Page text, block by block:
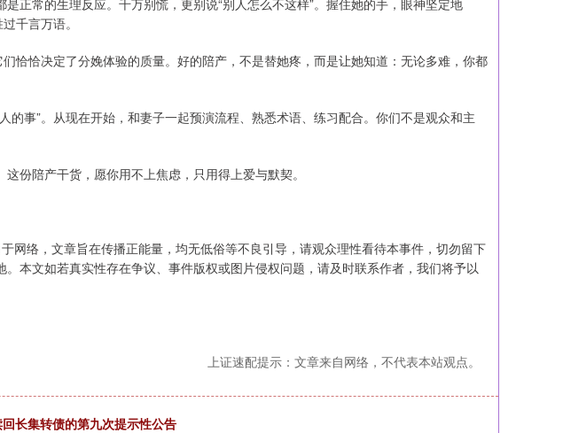
正常的生理反应。千万别慌，更别说“别人怎么不这样”。握住她的手，眼神坚定地
千言万语。
恰恰决定了分娩体验的质量。好的陪产，不是替她疼，而是让她知道：无论多难，你都
的事”。从现在开始，和妻子一起预演流程、熟悉术语、练习配合。你们不是观众和主
份陪产干货，愿你用不上焦虑，只用得上爱与默契。
网络，文章旨在传播正能量，均无低俗等不良引导，请观众理性看待本事件，切勿留下
本文如若真实性存在争议、事件版权或图片侵权问题，请及时联系作者，我们将予以
上证速配提示：文章来自网络，不代表本站观点。
长集转债的第九次提示性公告